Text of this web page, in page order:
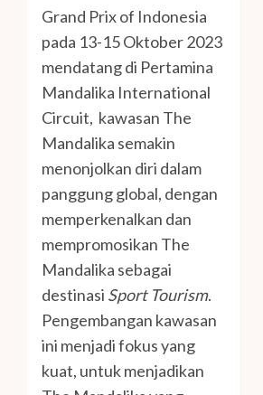
Grand Prix of Indonesia
pada 13-15 Oktober 2023
mendatang di Pertamina
Mandalika International
Circuit, kawasan The
Mandalika semakin
menonjolkan diri dalam
panggung global, dengan
memperkenalkan dan
mempromosikan The
Mandalika sebagai
destinasi Sport Tourism.
Pengembangan kawasan
ini menjadi fokus yang
kuat, untuk menjadikan